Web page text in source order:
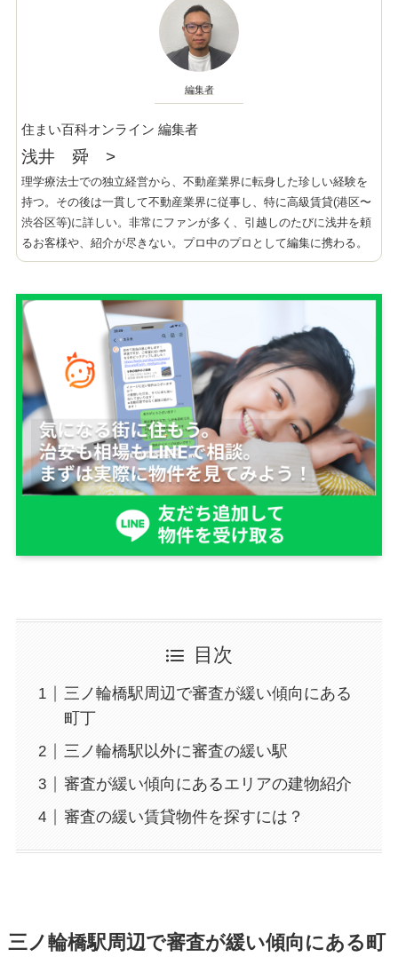
編集者
住まい百科オンライン 編集者
浅井 舜 >
理学療法士での独立経営から、不動産業界に転身した珍しい経験を
持つ。その後は一貫して不動産業界に従事し、特に高級賃貸(港区〜
渋谷区等)に詳しい。非常にファンが多く、引越しのたびに浅井を頼
るお客様や、紹介が尽きない。プロ中のプロとして編集に携わる。
目次
三ノ輪橋駅周辺で審査が緩い傾向にある
町丁
三ノ輪橋駅以外に審査の緩い駅
審査が緩い傾向にあるエリアの建物紹介
審査の緩い賃貸物件を探すには？
三ノ輪橋駅周辺で審査が緩い傾向にある町